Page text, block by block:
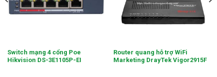
Switch mạng 4 cổng Poe
Hikvision DS-3E1105P-EI
Router quang hỗ trợ WiFi
Marketing DrayTek Vigor2915F